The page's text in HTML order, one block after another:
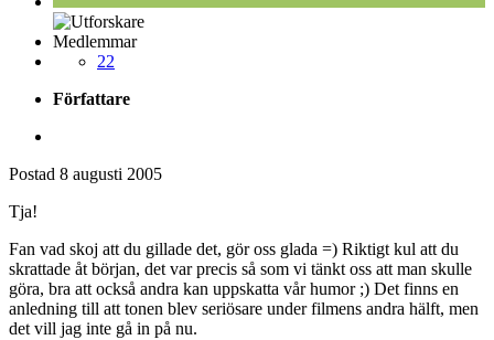
Medlemmar
22
Författare
Postad 8 augusti 2005
Tja!
Fan vad skoj att du gillade det, gör oss glada =) Riktigt kul att du
skrattade åt början, det var precis så som vi tänkt oss att man skulle
göra, bra att också andra kan uppskatta vår humor ;) Det finns en
anledning till att tonen blev seriösare under filmens andra hälft, men
det vill jag inte gå in på nu.